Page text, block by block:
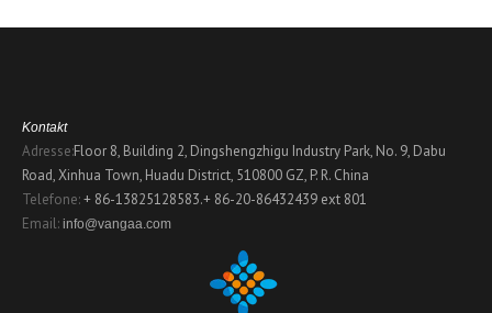
Kontakt
Adresse:Floor 8, Building 2, Dingshengzhigu Industry Park, No. 9, Dabu
Road, Xinhua Town, Huadu District, 510800 GZ, P. R. China
Telefone:+ 86-13825128583.+ 86-20-86432439 ext 801
Email: info@vangaa.com